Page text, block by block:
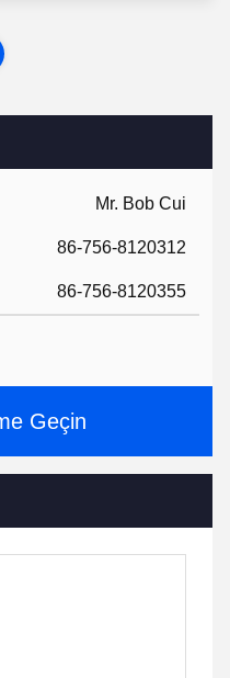
Mr. Bob Cui
86-756-8120312
86-756-8120355
Geçin